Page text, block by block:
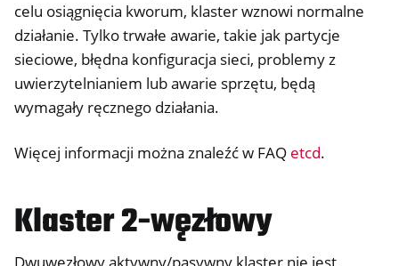
celu osiągnięcia kworum, klaster wznowi normalne
działanie. Tylko trwałe awarie, takie jak partycje
sieciowe, błędna konfiguracja sieci, problemy z
uwierzytelnianiem lub awarie sprzętu, będą
wymagały ręcznego działania.
Więcej informacji można znaleźć w FAQ etcd.
Klaster 2-węzłowy